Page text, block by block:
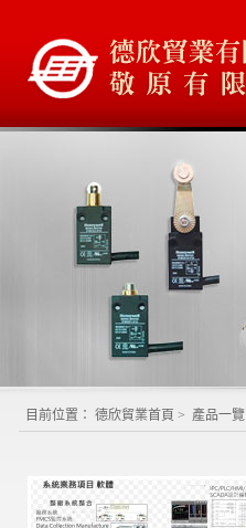
目前位置： 德欣貿業首頁 > 產品一覽